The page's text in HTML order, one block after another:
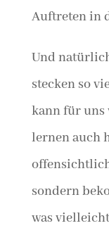
Auftreten in
Und
stecken so
kann für uns
lernen auch
sondern
was